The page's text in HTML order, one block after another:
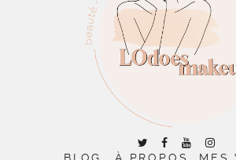
BLOG À PROPOS
MES